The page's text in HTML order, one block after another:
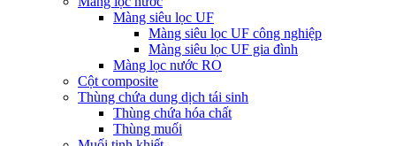
Màng siêu lọc UF
Màng siêu lọc UF công nghiệp
Màng siêu lọc UF gia đình
Màng lọc nước RO
Cột composite
Thùng chứa dung dịch tái sinh
Thùng chứa hóa chất
Thùng muối